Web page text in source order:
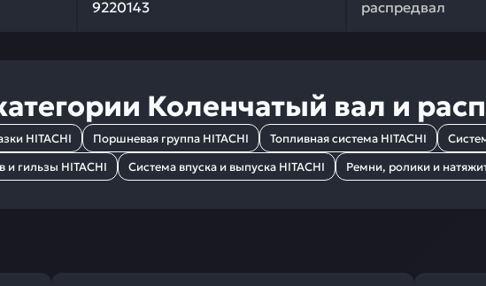
9220143
распредвал
Коленчатый вал и
HITACHI Поршневая группа HITACHI Топливная система HITACHI
и гильзы HITACHI Система впуска и выпуска HITACHI Ремни, ролики и